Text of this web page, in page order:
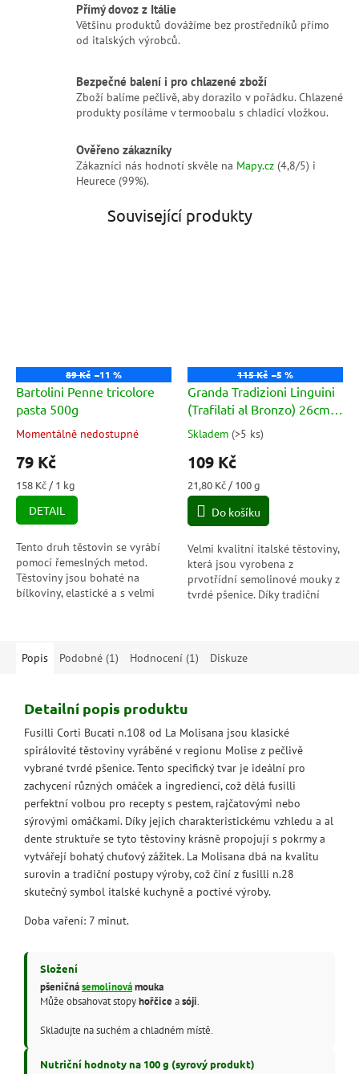
Přímý dovoz z Itálie
Většinu produktů dovážíme bez prostředníků přímo
od italských výrobců.
Bezpečné balení i pro chlazené zboží
Zboží balíme pečlivě, aby dorazilo v pořádku. Chlazené
produkty posíláme v termoobalu s chladicí vložkou.
Ověřeno zákazníky
Zákazníci nás hodnotí skvěle na Mapy.cz (4,8/5) i
Heurece (99%).
Související produkty
89 Kč –11 %
Bartolini Penne tricolore
pasta 500g
Průměrné
hodnocení
produktu
je
5,0
5
hvězdiček.
Momentálně nedostupné
79 Kč
Měrná
cena:
158 Kč / 1 kg
DETAIL
Tento druh těstovin se vyrábí
pomocí řemeslných metod.
Těstoviny jsou bohaté na
bílkoviny, elastické a s velmi
115 Kč –5 %
Granda Tradizioni Linguini
(Trafilati al Bronzo) 26cm
500g
Průměrné
hodnocení
produktu
je
5,0
5
hvězdiček.
Skladem (>5 ks)
109 Kč
Měrná
cena:
21,80 Kč / 100 g
Do košíku
Velmi kvalitní italské těstoviny,
která jsou vyrobena z
prvotřídní semolinové mouky z
tvrdé pšenice. Díky tradiční
Popis
Podobné (1) Hodnocení (1) Diskuze
Detailní popis produktu
Fusilli Corti Bucati n.108 od La Molisana jsou klasické
spirálovité těstoviny vyráběné v regionu Molise z pečlivě
vybrané tvrdé pšenice. Tento specifický tvar je ideální pro
zachycení různých omáček a ingrediencí, což dělá fusilli
perfektní volbou pro recepty s pestem, rajčatovými nebo
sýrovými omáčkami. Díky jejich charakteristickému vzhledu a al
dente struktuře se tyto těstoviny krásně propojují s pokrmy a
vytvářejí bohatý chuťový zážitek. La Molisana dbá na kvalitu
surovin a tradiční postupy výroby, což činí z fusilli n.28
skutečný symbol italské kuchyně a poctivé výroby.
Doba vaření: 7 minut.
Složení
pšeničnásemolinovámouka
Může obsahovat stopyhořčiceasóji.
Skladujte na suchém a chladném místě.
Nutriční hodnoty na 100 g (syrový produkt)